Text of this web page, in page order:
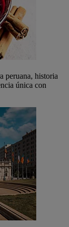
peruana, historia
única con